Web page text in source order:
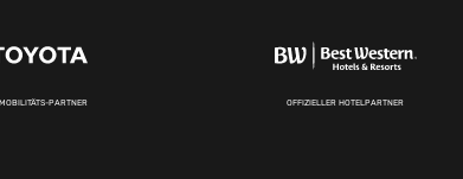
PARTNER OFFIZIELLER HOTELPARTNER